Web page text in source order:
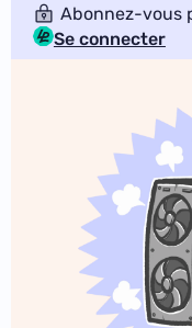
Abonnez-vous
Se connecter